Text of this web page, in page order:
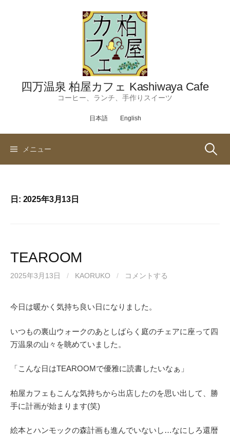
四万温泉 柏屋カフェ Kashiwaya Cafe
コーヒー、ランチ、手作りスイーツ
日本語 English
メニュー 検
日: 2025年3月13日
TEAROOM
2025年3月13日 / KAORUKO / コメントする
今日は暖かく気持ち良い日になりました。
いつもの裏山ウォークのあとしばらく庭のチェアに座って四
万温泉の山々を眺めていました。
「こんな日はTEAROOMで優雅に読書したいなぁ」
柏屋カフェもこんな気持ちから出店したのを思い出して、勝
手に計画が始まります(笑)
絵本とハンモックの森計画も進んでいないし…なにしろ還暦